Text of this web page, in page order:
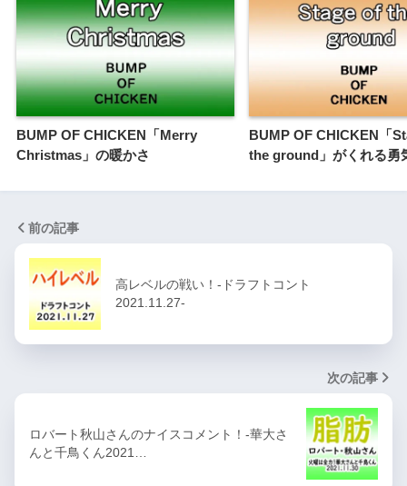
BUMP OF CHICKEN「Merry
Christmas」の暖かさ
BUMP OF CHICKEN「
the ground」がくれる勇
前の記事
高レベルの戦い！-ドラフトコント
2021.11.27-
次の記事
ロバート秋山さんのナイスコメント！-華大さ
んと千鳥くん2021…